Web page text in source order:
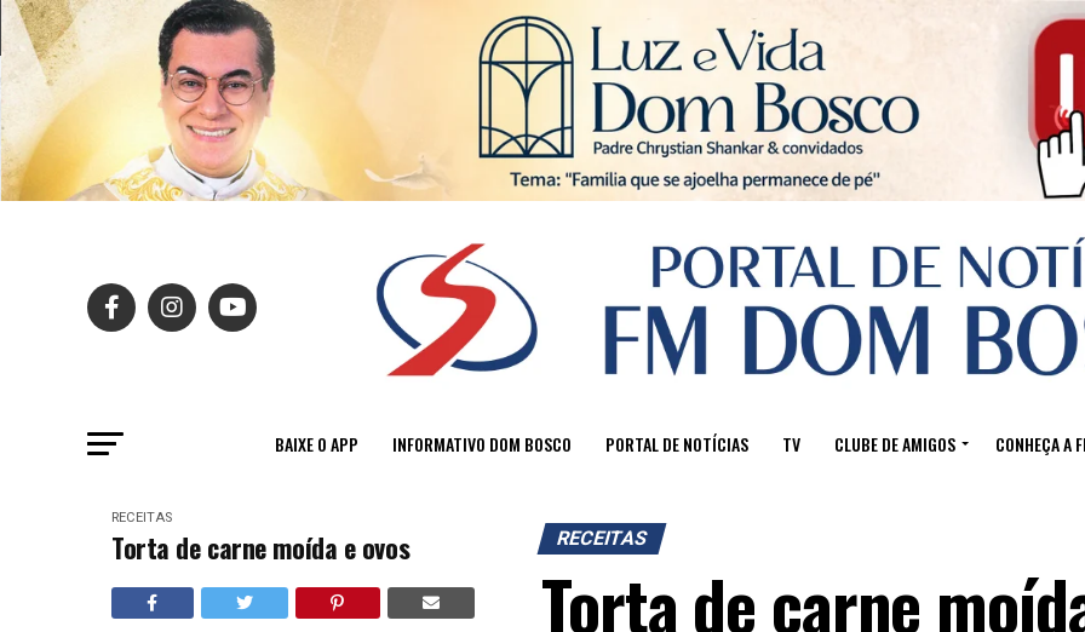
BAIXE O APP INFORMATIVO DOM BOSCO PORTAL DE NOTÍCIAS TV CLUBE DE AMIGOS CONHEÇA A
RECEITAS
Torta de carne moída e ovos RECEITAS
Torta de carne
Sair da versão mobile